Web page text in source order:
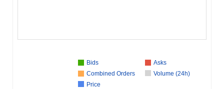
Bids
Asks
Combined Orders
Volume (24h)
Price